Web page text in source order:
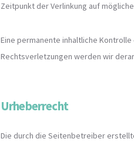
Zeitpunkt der Verlinkung auf
Eine permanente inhaltliche
Rechtsverletzungen werden wir
Urheberrecht
Die durch die Seitenbetreiber